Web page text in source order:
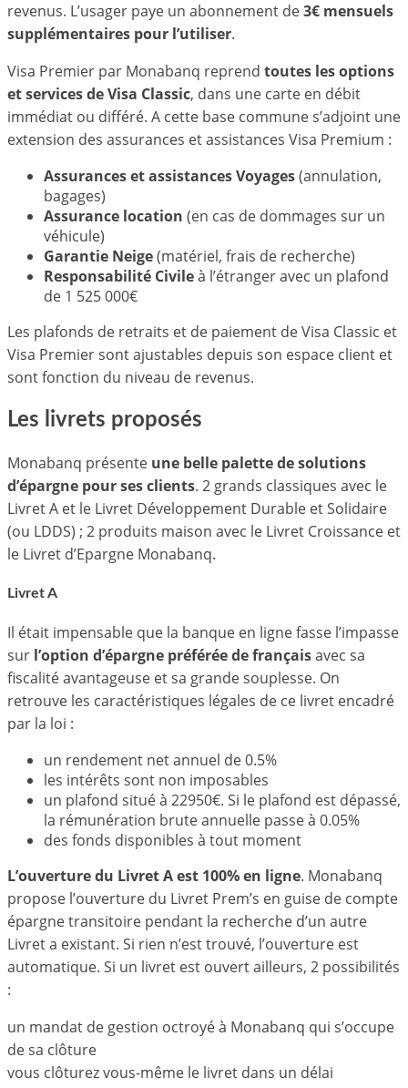
revenus. L’usager paye un abonnement de3€ mensuels
supplémentaires pour l’utiliser.
Visa Premier par Monabanq reprend toutes les options
et services de Visa Classic, dans une carte en débit
immédiat ou différé. A cette base commune s’adjoint une
extension des assurances et assistances Visa Premium :
Assurances et assistances Voyages(annulation,
bagages)
Assurance location (en cas de dommages sur un
véhicule)
Garantie Neige(matériel, frais de recherche)
Responsabilité Civileà l’étranger avec un plafond
de 1 525 000€
Les plafonds de retraits et de paiement de Visa Classic et
Visa Premier sont ajustables depuis son espace client et
sont fonction du niveau de revenus.
Les livrets proposés
Monabanq présente une belle palette de solutions
d’épargne pour ses clients. 2 grands classiques avec le
Livret A et le Livret Développement Durable et Solidaire
(ou LDDS) ; 2 produits maison avec le Livret Croissance et
le Livret d’Epargne Monabanq.
Livret A
Il était impensable que la banque en ligne fasse l’impasse
sur l’option d’épargne préférée de françaisavec sa
fiscalité avantageuse et sa grande souplesse. On
retrouve les caractéristiques légales de ce livret encadré
par la loi :
un rendement net annuel de 0.5%
les intérêts sont non imposables
un plafond situé à 22950€. Si le plafond est dépassé,
la rémunération brute annuelle passe à 0.05%
des fonds disponibles à tout moment
L’ouverture du Livret A est 100% en ligne. Monabanq
propose l’ouverture du Livret Prem’s en guise de compte
épargne transitoire pendant la recherche d’un autre
Livret a existant. Si rien n’est trouvé, l’ouverture est
automatique. Si un livret est ouvert ailleurs, 2 possibilités
:
un mandat de gestion octroyé à Monabanq qui s’occupe
de sa clôture
vous clôturez vous-même le livret dans un délai